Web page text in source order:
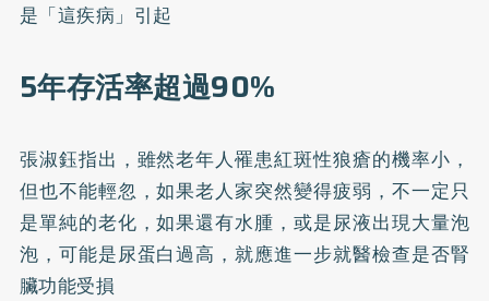
是「這疾病」引起
5年存活率超過90%
張淑鈺指出，雖然老年人罹患紅斑性狼瘡的機率小，
但也不能輕忽，如果老人家突然變得疲弱，不一定只
是單純的老化，如果還有水腫，或是尿液出現大量泡
泡，可能是尿蛋白過高，就應進一步就醫檢查是否腎
臟功能受損